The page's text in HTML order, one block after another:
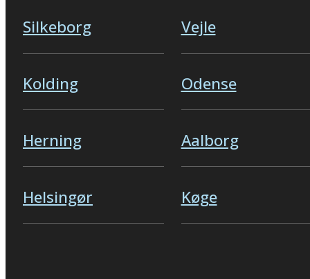
Silkeborg Vejle
Kolding Odense
Herning Aalborg
Helsingør Køge